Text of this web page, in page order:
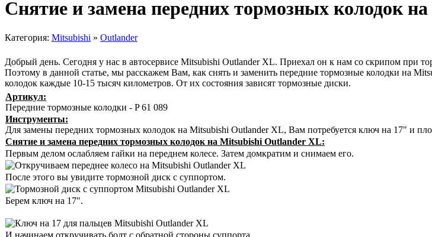
Снятие и замена передних тормозных колодок
Категория: Mitsubishi » Outlander
Добрый день. Сегодня у нас в автосервисе Mitsubishi Outlander XL. Приехал он к нам со скрипом при
Поэтому в данной статье, мы расскажем Вам, как снять и заменить передние тормозные колодки на
колодок каждые 10-15 тысяч километров. От их состояния зависят тормозные диски.
Артикул:
Передние тормозные колодки - P 61 089
Инструменты:
Для замены передних тормозных колодок на Mitsubishi Outlander XL, Вам потребуется ключ на 17" и
Снятие и замена передних тормозных колодок на Mitsubishi Outlander XL:
Первым делом ослабляем гайки на переднем колесе. Затем домкратим и снимаем его.
После этого вы увидите тормозной диск с суппортом.
Берем ключ на 17".